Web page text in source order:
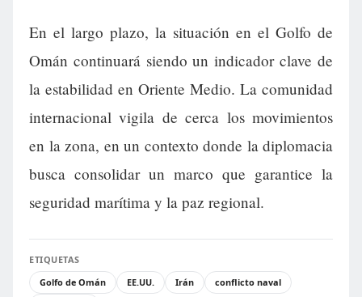
En el largo plazo, la situación en el Golfo de
Omán continuará siendo un indicador clave de
la estabilidad en Oriente Medio. La comunidad
internacional vigila de cerca los movimientos
en la zona, en un contexto donde la diplomacia
busca consolidar un marco que garantice la
seguridad marítima y la paz regional.
ETIQUETAS
Golfo de Omán
EE.UU. Irán
conflicto naval